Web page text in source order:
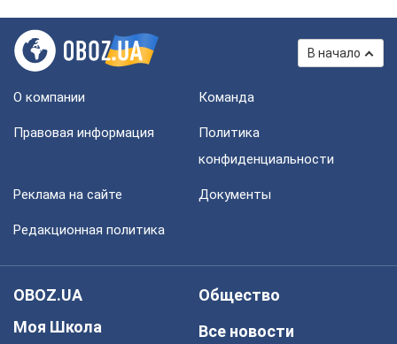
В начало
О компании Команда
Правовая информация
Политика
конфиденциальности
Реклама на сайте Документы
Редакционная политика
OBOZ.UA
Моя Школа
Общество
Все новости